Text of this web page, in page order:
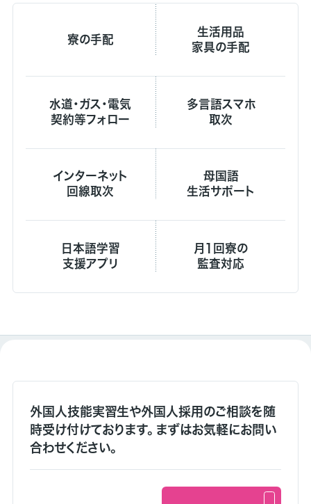
寮の手配
生活用品
家具の手配
水道・ガス・電気
契約等フォロー
多言語スマホ
取次
インターネット
回線取次
母国語
生活サポート
日本語学習
支援アプリ
月1回寮の
監査対応
外国人技能実習生や外国人採用のご相談を随
時受け付けております。 まずはお気軽にお問い
合わせください。